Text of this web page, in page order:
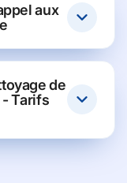
aux
de
- Tarifs